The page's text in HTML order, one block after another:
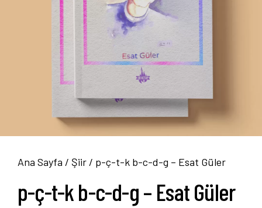
Ana Sayfa / Şiir / p-ç-t-k b-c-d-g – Esat Güler
p-ç-t-k b-c-d-g – Esat Güler